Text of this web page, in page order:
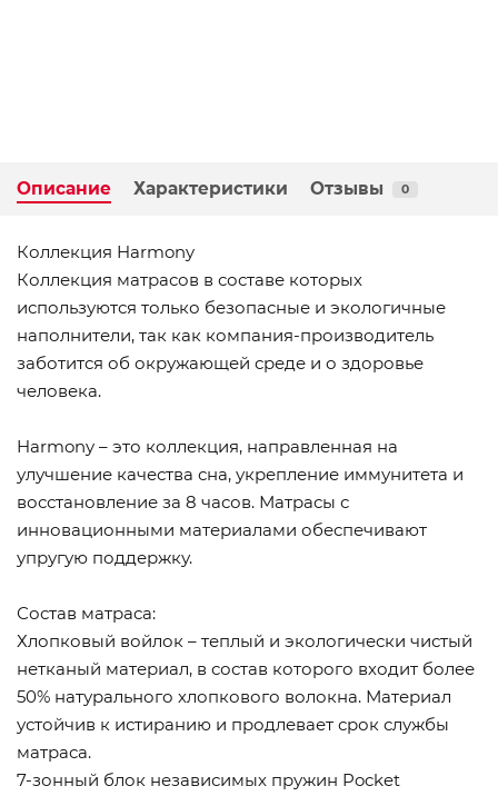
Описание Характеристики Отзывы 0
Коллекция Harmony
Коллекция матрасов в составе которых
используются только безопасные и экологичные
наполнители, так как компания-производитель
заботится об окружающей среде и о здоровье
человека.
Harmony – это коллекция, направленная на
улучшение качества сна, укрепление иммунитета и
восстановление за 8 часов. Матрасы с
инновационными материалами обеспечивают
упругую поддержку.
Состав матраса:
Хлопковый войлок – теплый и экологически чистый
нетканый материал, в состав которого входит более
50% натурального хлопкового волокна. Материал
устойчив к истиранию и продлевает срок службы
матраса.
7-зонный блок независимых пружин Pocket